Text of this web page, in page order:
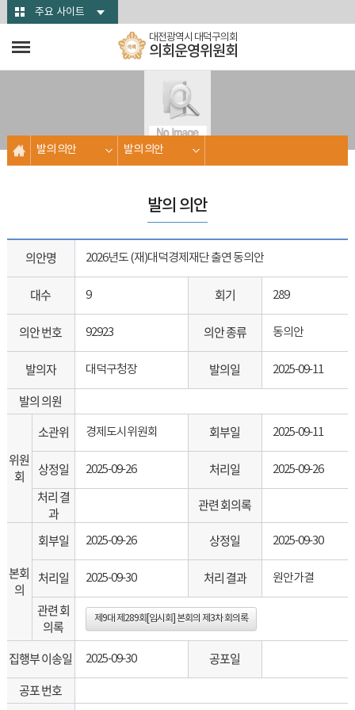
본문바로가기주요 사이트
대전광역시 대덕구의회
의회운영위원회
발의 의안 발의 의안
발의 의안
의안명 2026년도 (재)대덕경제재단 출연 동의안
대수 9 회기 289
의안 번호 92923 의안 종류 동의안
발의자 대덕구청장 발의일 2025-09-11
발의 의원
위원
회
소관위 경제도시위원회 회부일 2025-09-11
상정일 2025-09-26 처리일 2025-09-26
처리 결
과
관련 회의록
본회
의
회부일 2025-09-26 상정일 2025-09-30
처리일 2025-09-30 처리 결과 원안가결
관련 회
의록
제9대 제289회[임시회] 본회의 제3차 회의록
집행부 이송일 2025-09-30
공포일
공포 번호